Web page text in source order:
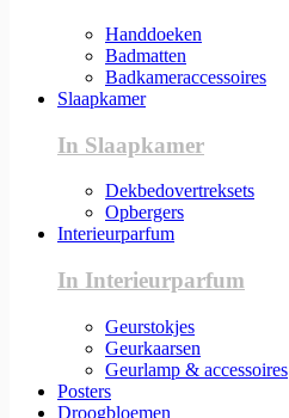
Handdoeken
Badmatten
Badkameraccessoires
Slaapkamer
In Slaapkamer
Dekbedovertreksets
Opbergers
Interieurparfum
In Interieurparfum
Geurstokjes
Geurkaarsen
Geurlamp & accessoires
Posters
Droogbloemen